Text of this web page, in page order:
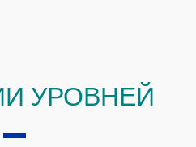
УРОВНЕЙ